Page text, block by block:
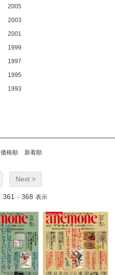
2005
2003
2001
1999
1997
1995
1993
価格順 新着順
Next >
361 - 368 表示